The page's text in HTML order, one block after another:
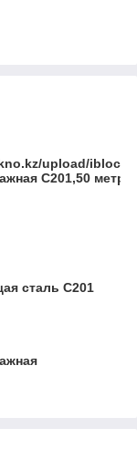
upload/iblock/
С201,50
сталь С201